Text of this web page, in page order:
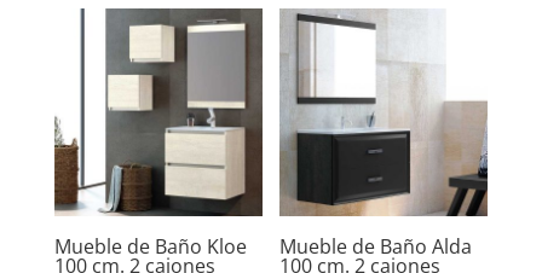
Mueble de Baño Kloe
100 cm. 2 cajones
Mueble de Baño Alda
100 cm. 2 cajones